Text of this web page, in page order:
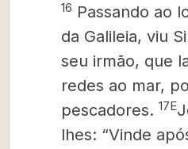
16 Passando ao
da Galileia, viu
seu irmão, que
redes ao mar,
pescadores. 17E
lhes: “Vinde